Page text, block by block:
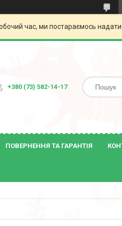
час, ми постараємось надати
+380 (73) 582-14-17
ПОВЕРНЕННЯ ТА ГАРАНТІЯ